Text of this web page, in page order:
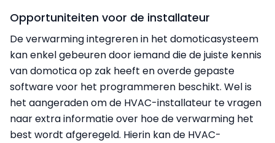
Opportuniteiten voor de installateur
De verwarming integreren in het domoticasysteem
kan enkel gebeuren door iemand die de juiste kennis
van domotica op zak heeft en overde gepaste
software voor het programmeren beschikt. Wel is
het aangeraden om de HVAC-installateur te vragen
naar extra informatie over hoe de verwarming het
best wordt afgeregeld. Hierin kan de HVAC-